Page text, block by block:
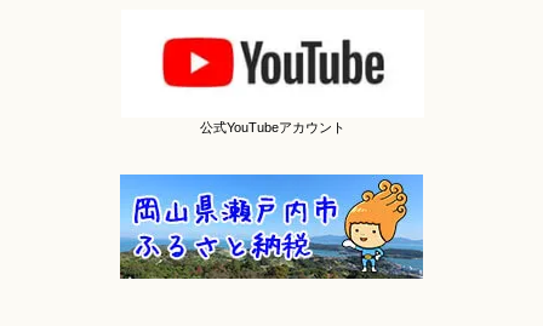
公式YouTubeアカウント